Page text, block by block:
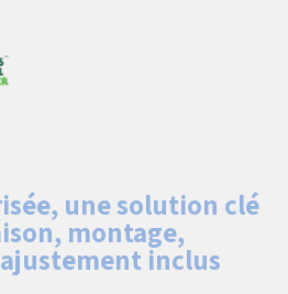
une solution clé
montage,
inclus